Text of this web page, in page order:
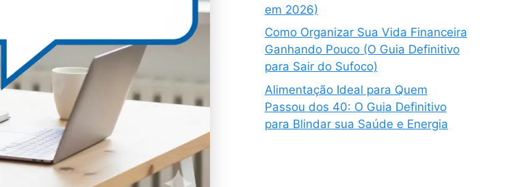
em 2026)
Como Organizar Sua Vida Financeira
Ganhando Pouco (O Guia Definitivo
para Sair do Sufoco)
Alimentação Ideal para Quem
Passou dos 40: O Guia Definitivo
para Blindar sua Saúde e Energia